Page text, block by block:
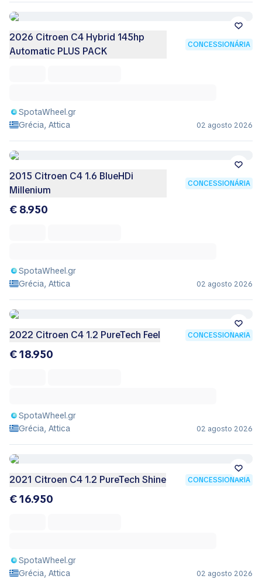
2026 Citroen C4 Hybrid 145hp
Automatic PLUS PACK
CONCESSIONÁRIA
SpotaWheel.gr
Grécia, Attica
02 agosto 2026
2015 Citroen C4 1.6 BlueHDi
Millenium
CONCESSIONÁRIA
€ 8.950
SpotaWheel.gr
Grécia, Attica
02 agosto 2026
2022 Citroen C4 1.2 PureTech Feel CONCESSIONÁRIA
€ 18.950
SpotaWheel.gr
Grécia, Attica
02 agosto 2026
2021 Citroen C4 1.2 PureTech Shine CONCESSIONÁRIA
€ 16.950
SpotaWheel.gr
Grécia, Attica
02 agosto 2026